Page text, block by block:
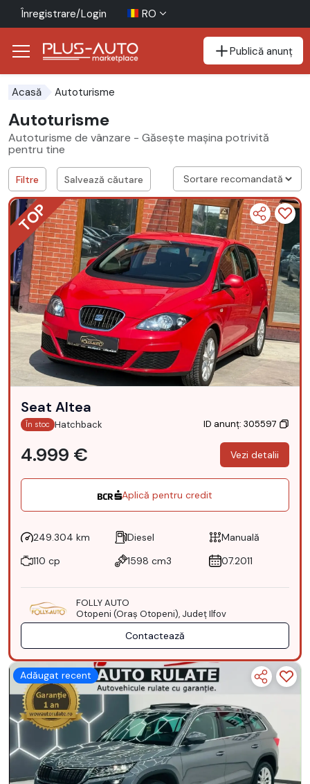
Înregistrare/Login RO
Publică anunț
Acasă Autoturisme
Autoturisme
Autoturisme de vânzare - Găsește mașina potrivită
pentru tine
Salvează căutare
Filtre
TOP
Seat Altea
În stoc Hatchback ID anunț: 305597
4.999 € Vezi detalii
Aplică pentru credit
249.304 km Diesel
Manuală
110 cp
1598 cm3 07.2011
FOLLY AUTO
Otopeni (Oraş Otopeni), Județ Ilfov
Contactează
Adăugat recent